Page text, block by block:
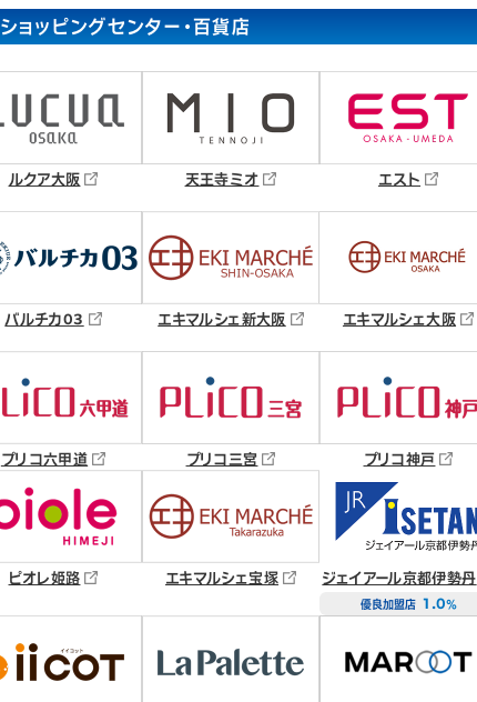
ショッピングセンター・百貨店
ルクア大阪 天王寺ミオ エスト
バルチカ03 エキマルシェ新大阪 エキマルシェ大阪
プリコ六甲道 プリコ三宮 プリコ神戸
ピオレ姫路 エキマルシェ宝塚 ジェイアール京都伊勢丹
優良加盟店 1.0％